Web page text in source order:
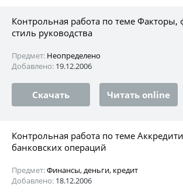
Контрольная работа по теме
стиль руководства
Предмет: Неопределено
Добавлено: 19.12.2006
Скачать Читать online
Контрольная работа по теме
банковских операций
Предмет:Финансы, деньги, кредит
Добавлено: 18.12.2006